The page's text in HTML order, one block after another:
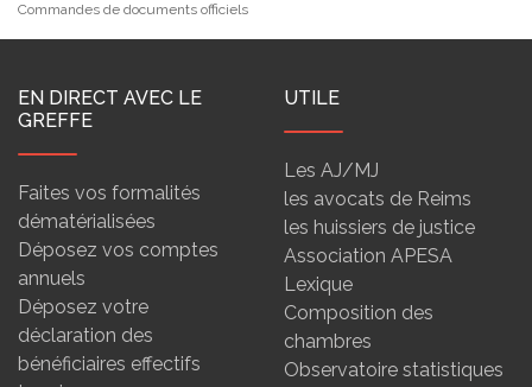
Commandes de documents officiels
EN DIRECT AVEC LE
GREFFE
Faites vos formalités
dématérialisées
Déposez vos comptes
annuels
Déposez votre
déclaration des
bénéficiaires effectifs
UTILE
Les AJ/MJ
les avocats de Reims
les huissiers de justice
Association APESA
Lexique
Composition des
chambres
Observatoire statistiques